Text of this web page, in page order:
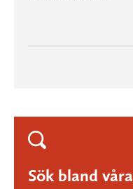
Sök bland våra